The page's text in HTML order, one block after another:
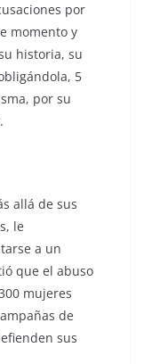
por
momento y
historia, su
5
por su
allá de sus
le
a un
que el abuso
mujeres
de
sus